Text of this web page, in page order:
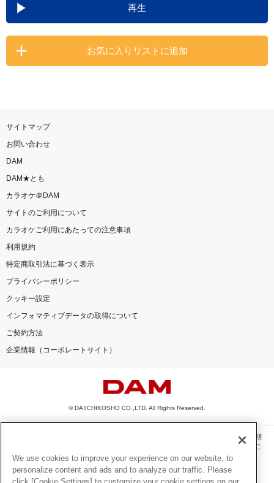
カラオケ最新情報をチェック！
再生
お気に入りリストに追加
サイトマップ
お問い合わせ
DAM
DAM★とも
カラオケ＠DAM
サイトのご利用について
カラオケご利用にあたっての注意事項
利用規約
特定商取引法に基づく表示
プライバシーポリシー
クッキー設定
インフォマティブデータの取得について
ご契約方法
企業情報（コーポレートサイト）
© DAIICHIKOSHO CO.,LTD. All Rights Reserved.
このサイトに掲載されている一切の文章・画像・写真・動画・音声等を、手段や形態
を問わず、著作権法の定める範囲を超えて無断で複製、転載、ファイル化などするこ
とを禁じます。
楽曲及びコンテンツは、機種によりご利用いただけない場合があります。
We use cookies to improve your experience on our website, to
personalize content and ads and to analyze our traffic. Please